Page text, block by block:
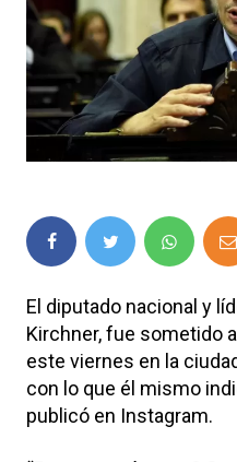
El diputado nacional y
Kirchner, fue sometido
este viernes en la
con lo que él mismo
publicó en Instagram.